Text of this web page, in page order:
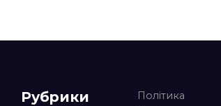
Рубрики
Політика